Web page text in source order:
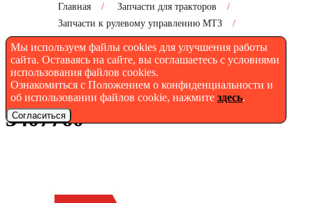
Мы используем файлы cookies для улучшения работы
сайта. Оставаясь на сайте, вы соглашаетесь с условиями
использования файлов cookies.
Ознакомиться с Положением о конфиденциальности и
об использовании файлов cookie, нажмите здесь.
Согласиться
Главная / Запчасти для тракторов
/
Запчасти к рулевому управлению МТЗ
/
Ф80-3407760 Маслопровод
Маслопровод МТЗ - Ф80-
3407760